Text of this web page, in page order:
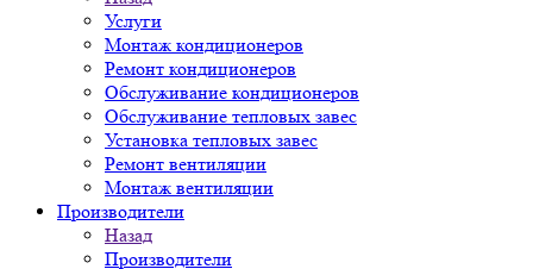
Услуги
Монтаж кондиционеров
Ремонт кондиционеров
Обслуживание кондиционеров
Обслуживание тепловых завес
Установка тепловых завес
Ремонт вентиляции
Монтаж вентиляции
Производители
Назад
Производители